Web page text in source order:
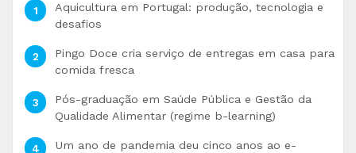
Aquicultura em Portugal: produção, tecnologia e
desafios
Pingo Doce cria serviço de entregas em casa para
comida fresca
Pós-graduação em Saúde Pública e Gestão da
Qualidade Alimentar (regime b-learning)
Um ano de pandemia deu cinco anos ao e-